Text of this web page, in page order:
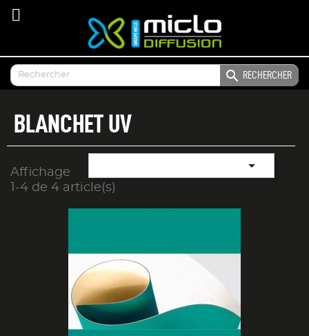
 RECHERCHER
BLANCHET UV

Affichage
1-4 de 4 article(s)